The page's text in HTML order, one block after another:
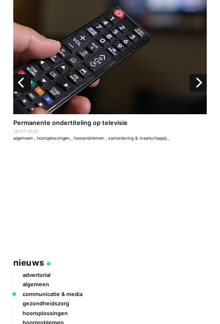
Permanente ondertiteling op televisie
28-07-2026
algemeen , hooroplossingen , hoorproblemen , samenleving & maatschappij ,
nieuws
advertorial
algemeen
communicatie & media
gezondheidszorg
hooroplossingen
hoorproblemen